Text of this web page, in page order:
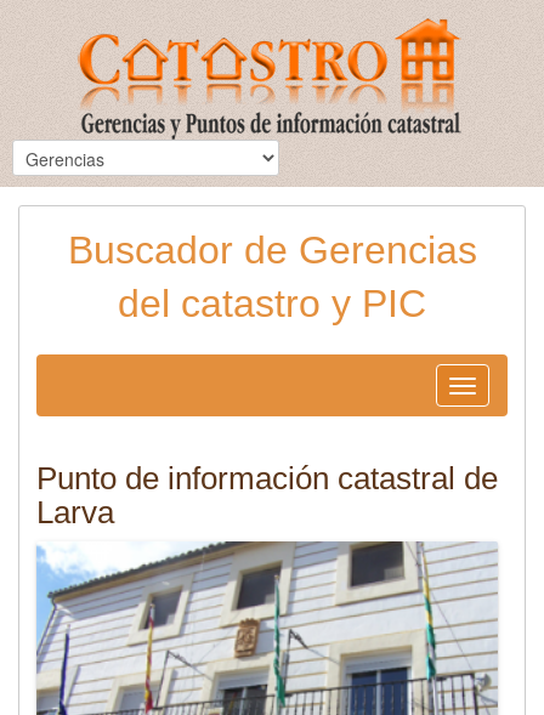
Buscador de Gerencias
del catastro y PIC
Toggle
navigation
Punto de información catastral de
Larva